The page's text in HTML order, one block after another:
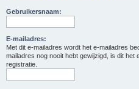
Gebruikersnaam:
E-mailadres:
Met dit e-mailadres wordt het e-mailadres
mailadres nog nooit hebt gewijzigd, is dit het
registratie.